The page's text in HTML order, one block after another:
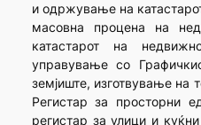
и одржување на
масовна процена на
катастарот на
управување со
земјиште, изготвување на
Регистар за просторни
регистар за улици и